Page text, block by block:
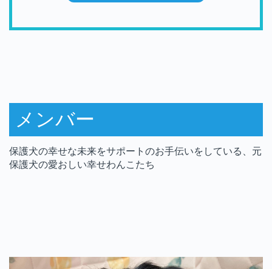
メンバー
保護犬の幸せな未来をサポートのお手伝いをしている、元
保護犬の愛おしい幸せわんこたち